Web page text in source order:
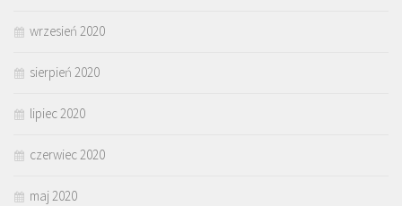
wrzesień 2020
sierpień 2020
lipiec 2020
czerwiec 2020
maj 2020